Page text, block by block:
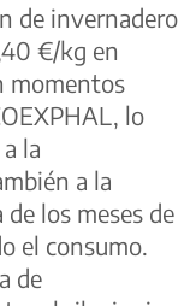
de invernadero
€/kg en
momentos
lo
la
a la
los meses de
el consumo.
de